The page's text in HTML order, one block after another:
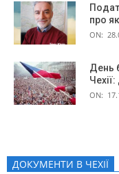
про
ON:
День
ON:
ДОКУМЕНТИ В ЧЕХІЇ